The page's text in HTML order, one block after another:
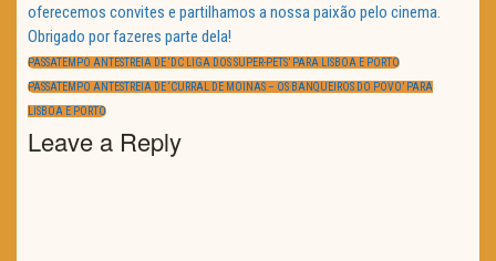
oferecemos convites e partilhamos a nossa paixão pelo cinema.
Obrigado por fazeres parte dela!
Navegação
de
artigos
PREVIOUS
POST:
PASSATEMPO ANTESTREIA DE ‘DC LIGA DOS SUPER-PETS’ PARA LISBOA E PORTO
NEXT
POST:
PASSATEMPO ANTESTREIA DE ‘CURRAL DE MOINAS – OS BANQUEIROS DO POVO’ PARA
LISBOA E PORTO
Leave a Reply